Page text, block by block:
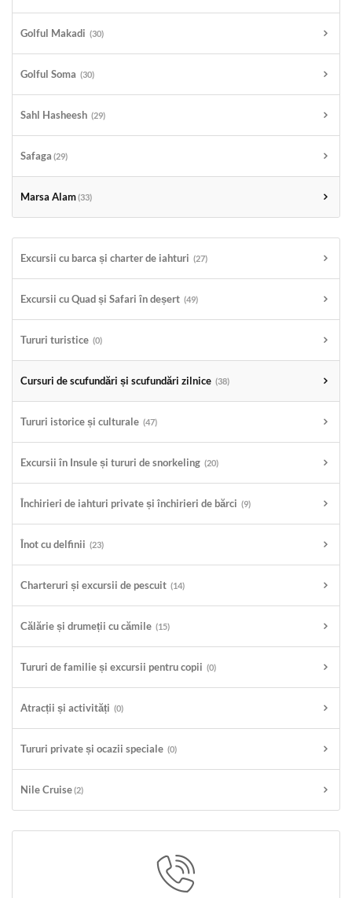
Golful Makadi (30)
Golful Soma (30)
Sahl Hasheesh (29)
Safaga (29)
Marsa Alam(33)
Excursii cu barca și charter de iahturi (27)
Excursii cu Quad și Safari în deșert (49)
Tururi turistice (0)
Cursuri de scufundări și scufundări zilnice (38)
Tururi istorice și culturale (47)
Excursii în Insule și tururi de snorkeling (20)
Închirieri de iahturi private și închirieri de bărci (9)
Înot cu delfinii (23)
Charteruri și excursii de pescuit (14)
Călărie și drumeții cu cămile (15)
Tururi de familie și excursii pentru copii (0)
Atracții și activități (0)
Tururi private și ocazii speciale (0)
Nile Cruise(2)